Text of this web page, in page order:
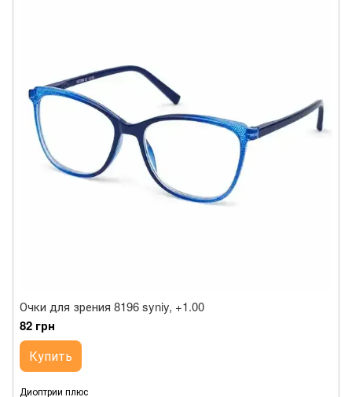
Очки для зрения 8196 syniy, +1.00
82 грн
Купить
Диоптрии плюс